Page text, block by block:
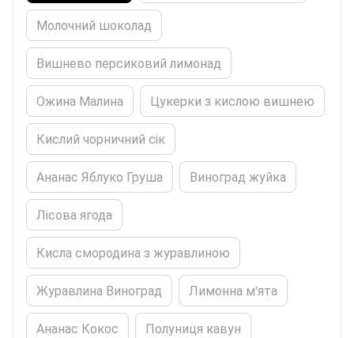
Молочний шоколад
Вишнево персиковий лимонад
Ожина Малина Цукерки з кислою вишнею
Кислий чорничний сік
Ананас Яблуко Груша Виноград жуйка
Лісова ягода
Кисла смородина з журавлиною
Журавлина Виноград Лимонна м'ята
Ананас Кокос Полуниця кавун